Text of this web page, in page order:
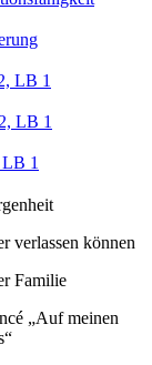
LB 1
LB 1
1
verlassen können
Familie
„Auf meinen